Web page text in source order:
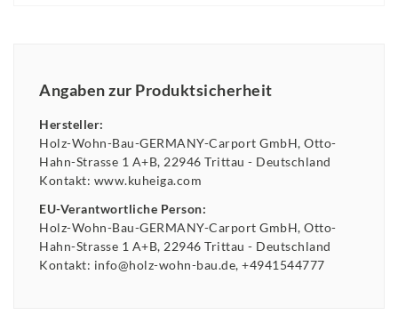
Angaben zur Produktsicherheit
Hersteller:
Holz-Wohn-Bau-GERMANY-Carport GmbH Otto-
Hahn-Strasse 1 A+B 22946 Trittau
Deutschland
Kontakt: www.kuheiga.com
EU-Verantwortliche Person:
Holz-Wohn-Bau-GERMANY-Carport GmbH Otto-
Hahn-Strasse 1 A+B 22946 Trittau
Deutschland
Kontakt: info@holz-wohn-bau.de +4941544777